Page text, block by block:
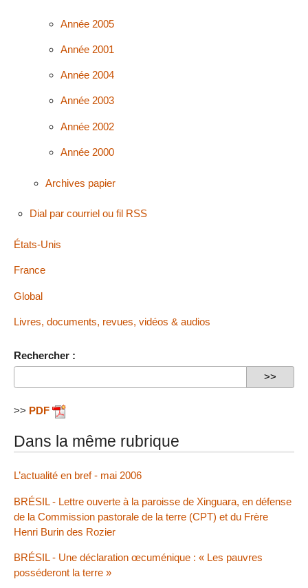
Année 2005
Année 2001
Année 2004
Année 2003
Année 2002
Année 2000
Archives papier
Dial par courriel ou fil RSS
États-Unis
France
Global
Livres, documents, revues, vidéos & audios
Rechercher :
>> PDF
Dans la même rubrique
L’actualité en bref - mai 2006
BRÉSIL - Lettre ouverte à la paroisse de Xinguara, en défense
de la Commission pastorale de la terre (CPT) et du Frère
Henri Burin des Rozier
BRÉSIL - Une déclaration œcuménique : « Les pauvres
posséderont la terre »